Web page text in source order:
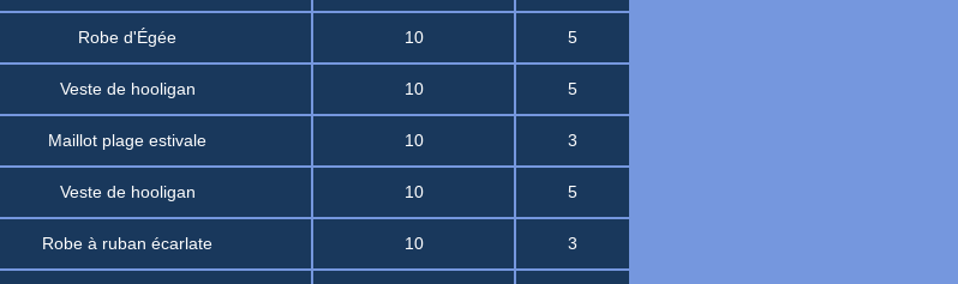
Robe d'Égée 10 5
Veste de hooligan 10 5
Maillot plage estivale 10 3
Veste de hooligan 10 5
Robe à ruban écarlate 10 3